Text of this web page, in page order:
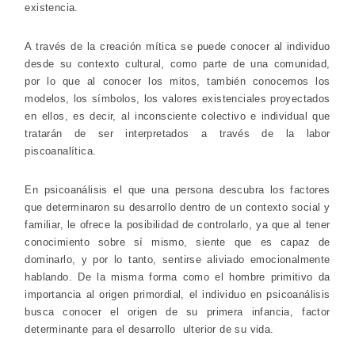
existencia.
A través de la creación mítica se puede conocer al individuo
desde su contexto cultural, como parte de una comunidad,
por lo que al conocer los mitos, también conocemos los
modelos, los símbolos, los valores existenciales proyectados
en ellos, es decir, al inconsciente colectivo e individual que
tratarán de ser interpretados a través de la labor
piscoanalítica.
En psicoanálisis el que una persona descubra los factores
que determinaron su desarrollo dentro de un contexto social y
familiar, le ofrece la posibilidad de controlarlo, ya que al tener
conocimiento sobre sí mismo, siente que es capaz de
dominarlo, y por lo tanto, sentirse aliviado emocionalmente
hablando. De la misma forma como el hombre primitivo da
importancia al origen primordial, el individuo en psicoanálisis
busca conocer el origen de su primera infancia, factor
determinante para el desarrollo ulterior de su vida.